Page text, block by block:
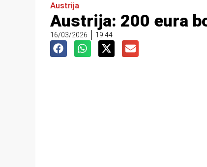
Austrija
Austrija: 200 eura
16/03/2026 19:44